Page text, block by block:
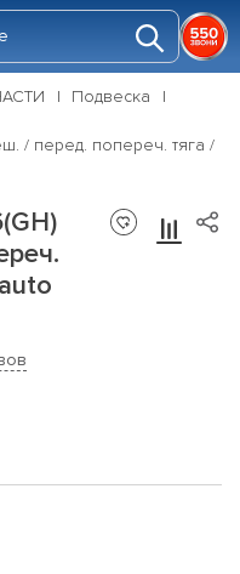
Подвеска
/ перед. попереч. тяга /